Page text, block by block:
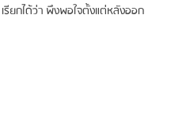
ยกได้ว่า พึงพอใจตั้งแต่หลังออก